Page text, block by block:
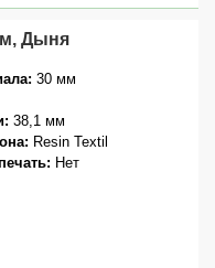
Дыня
30 мм
38,1 мм
Resin Textil
Нет